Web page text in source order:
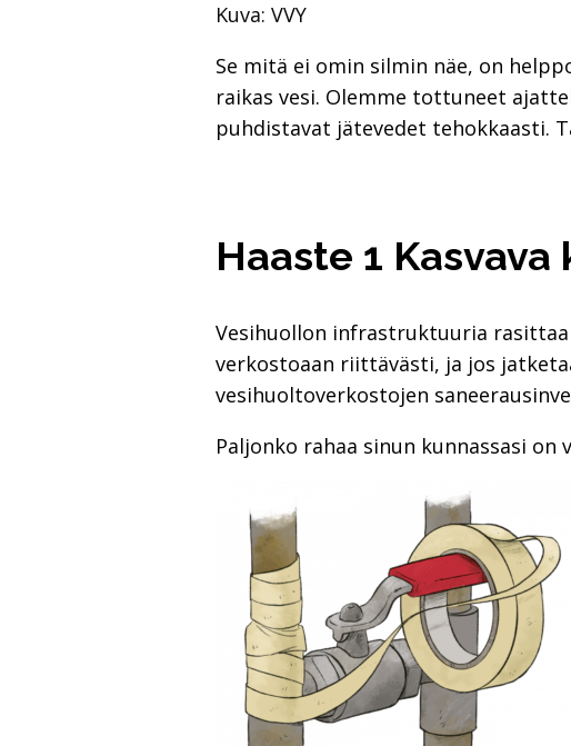
Kuva: VVY
Se mitä ei omin silmin näe, on
raikas vesi. Olemme tottuneet
puhdistavat jätevedet tehokkaasti.
Haaste 1
Vesihuollon infrastruktuuria rasittaa
verkostoaan riittävästi, ja jos
vesihuoltoverkostojen
Paljonko rahaa sinun kunnassasi